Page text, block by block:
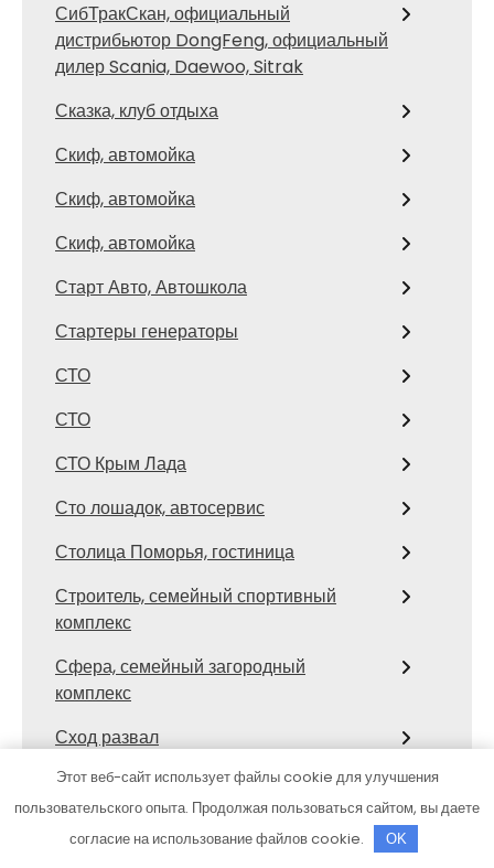
СибТракСкан, официальный
дистрибьютор DongFeng, официальный
дилер Scania, Daewoo, Sitrak
Сказка, клуб отдыха
Скиф, автомойка
Скиф, автомойка
Скиф, автомойка
Старт Авто, Автошкола
Стартеры генераторы
СТО
СТО
СТО Крым Лада
Сто лошадок, автосервис
Столица Поморья, гостиница
Строитель, семейный спортивный
комплекс
Сфера, семейный загородный
комплекс
Сход развал
Сход-развал, Шиномонтаж
Этот веб-сайт использует файлы cookie для улучшения
пользовательского опыта. Продолжая пользоваться сайтом, вы даете
согласие на использование файлов cookie.
OK